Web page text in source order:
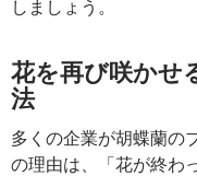
しましょう。
花を再び咲かせ
法
多くの企業が胡蝶蘭の
の理由は、「花が終わ